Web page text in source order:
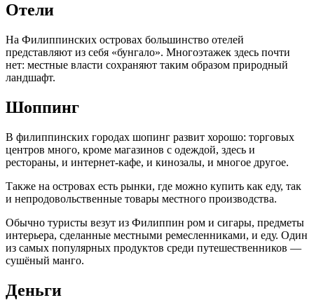
Отели
На Филиппинских островах большинство отелей
представляют из себя «бунгало». Многоэтажек здесь почти
нет: местные власти сохраняют таким образом природный
ландшафт.
Шоппинг
В филиппинских городах шопинг развит хорошо: торговых
центров много, кроме магазинов с одеждой, здесь и
рестораны, и интернет-кафе, и кинозалы, и многое другое.
Также на островах есть рынки, где можно купить как еду, так
и непродовольственные товары местного производства.
Обычно туристы везут из Филиппин ром и сигары, предметы
интерьера, сделанные местными ремесленниками, и еду. Один
из самых популярных продуктов среди путешественников —
сушёный манго.
Деньги